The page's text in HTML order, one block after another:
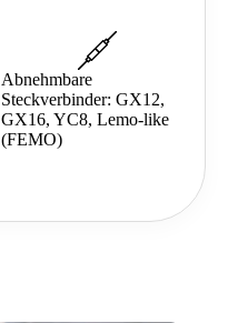
Abnehmbare
Steckverbinder: GX12,
GX16, YC8, Lemo-like
(FEMO)